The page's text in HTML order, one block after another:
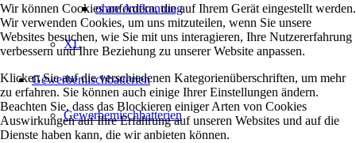
ohne Aufkantung
XL
Gewerbemischbatterien
Gewerbemischbatterien
Wir können Cookies anfordern, die auf Ihrem Gerät eingestellt werden.
Wir verwenden Cookies, um uns mitzuteilen, wenn Sie unsere
Websites besuchen, wie Sie mit uns interagieren, Ihre Nutzererfahrung
verbessern und Ihre Beziehung zu unserer Website anpassen.
Klicken Sie auf die verschiedenen Kategorienüberschriften, um mehr
zu erfahren. Sie können auch einige Ihrer Einstellungen ändern.
Beachten Sie, dass das Blockieren einiger Arten von Cookies
Auswirkungen auf Ihre Erfahrung auf unseren Websites und auf die
Dienste haben kann, die wir anbieten können.